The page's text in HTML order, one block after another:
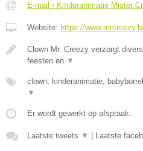
E-mail › Kinderanimatie Mister
Website: https://
Clown Mr. Creezy verzorgt
feesten en ▼
clown, kinderanimatie,
▼
Er wordt gewerkt op afspraak.
Laatste tweets ▼ Laatste